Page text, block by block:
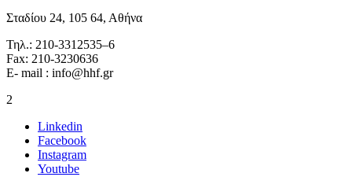
Σταδίου 24, 105 64, Αθήνα
Τηλ.: 210-3312535–6
Fax: 210-3230636
E- mail : info@hhf.gr
2
Linkedin
Facebook
Instagram
Youtube